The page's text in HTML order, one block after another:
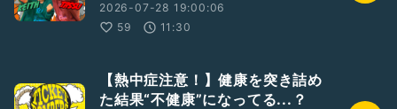
2026-07-28 19:00:06
59
11:30
【熱中症注意！】健康を突き詰め
た結果“不健康”になってる...？